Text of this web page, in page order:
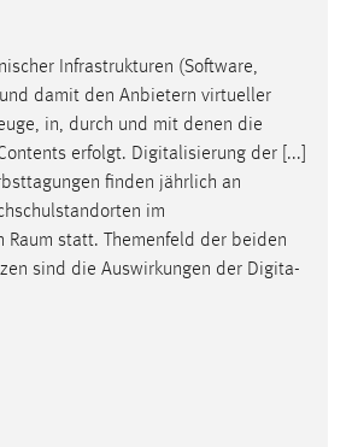
Infrastrukturen (Software,
damit den Anbietern virtueller
in, durch und mit denen die
erfolgt. Digitalisierung der [...]
finden jährlich an
im
Raum statt. Themenfeld der beiden
sind die Auswirkungen der Digita-